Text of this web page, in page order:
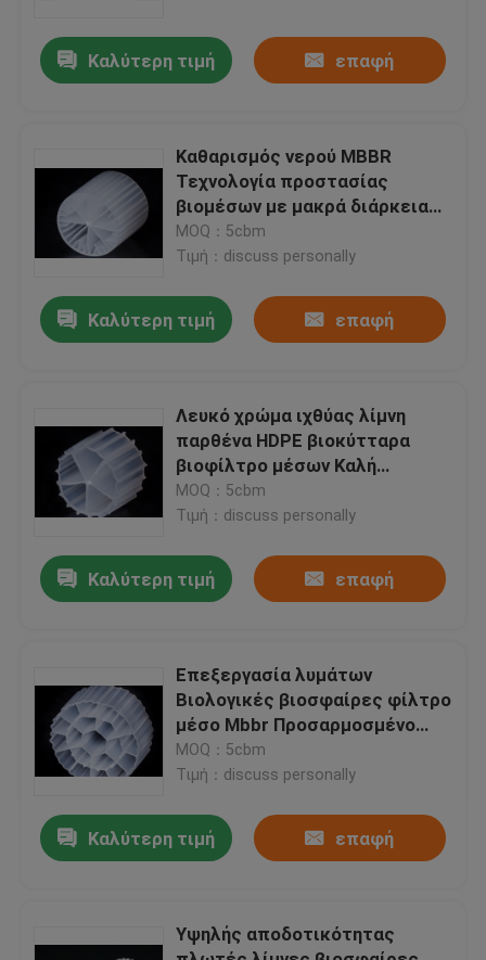
Σπίτι
Περίπου εμείς
Ποιοτικός έλεγχος
Μας ελάτε σε επαφή με
ιστολόγιο
Ζητήστε ένα απόσπασμα
Βιο μέσα MBBR
Καλύτερη τιμή επαφή
Καθαρισμός νερού MBBR
Τεχνολογία προστασίας
βιομέσων με μακρά διάρκεια
ζωής
MOQ：5cbm
Τιμή：discuss personally
Καλύτερη τιμή επαφή
Λευκό χρώμα ιχθύας λίμνη
παρθένα HDPE βιοκύτταρα
βιοφίλτρο μέσων Καλή
επιφάνεια
MOQ：5cbm
Τιμή：discuss personally
Καλύτερη τιμή επαφή
Επεξεργασία λυμάτων
Βιολογικές βιοσφαίρες φίλτρο
μέσο Mbbr Προσαρμοσμένο
βάρος
MOQ：5cbm
Τιμή：discuss personally
Καλύτερη τιμή επαφή
Υψηλής αποδοτικότητας